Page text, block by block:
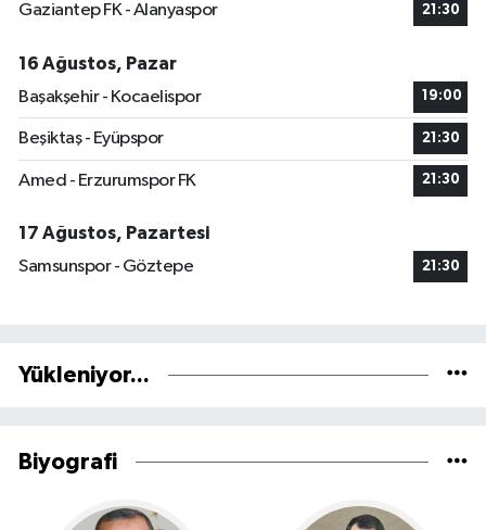
Gaziantep FK - Alanyaspor 21:30
16 Ağustos, Pazar
Başakşehir - Kocaelispor
19:00
Beşiktaş - Eyüpspor 21:30
Amed - Erzurumspor FK 21:30
17 Ağustos, Pazartesi
Samsunspor - Göztepe
21:30
Yükleniyor...
Biyografi